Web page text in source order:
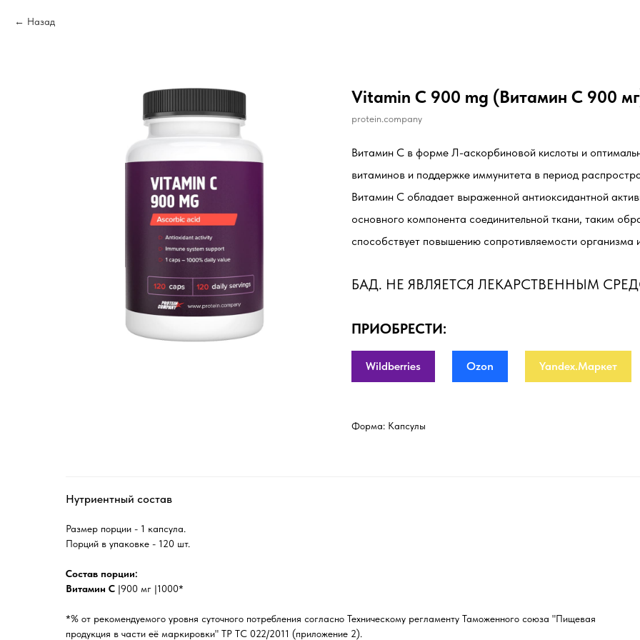
Назад
Vitamin C 900 mg (Витамин С 900
protein.company
Витамин C в форме Л-аскорбиновой кислоты и
витаминов и поддержке иммунитета в период
Витамин С обладает выраженной антиоксидантной
основного компонента соединительной ткани, таким
способствует повышению сопротивляемости организма
БАД. НЕ ЯВЛЯЕТСЯ ЛЕКАРСТВЕННЫМ
ПРИОБРЕСТИ:
Wildberries Ozon Yandex.Маркет
Форма: Капсулы
Нутриентный состав
Размер порции - 1 капсула.
Порций в упаковке - 120 шт.
Состав порции:
Витамин С |900 мг |1000*
*% от рекомендуемого уровня суточного потребления согласно Техническому регламенту Таможенного союза "Пищевая
продукция в части её маркировки" ТР ТС 022/2011 (приложение 2).